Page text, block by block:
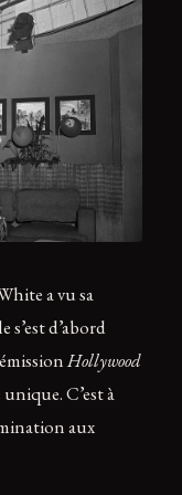
a vu sa
d’abord
Hollywood
C’est à
aux